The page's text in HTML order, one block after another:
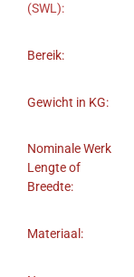
(SWL):
Bereik:
Gewicht in KG:
Nominale Werk
Lengte of
Breedte:
Materiaal: